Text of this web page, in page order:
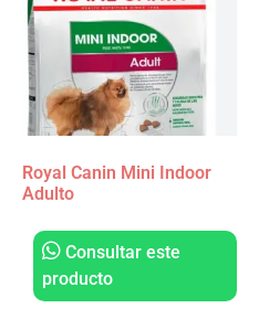
Royal Canin Mini Indoor
Adulto
Consultar este
producto